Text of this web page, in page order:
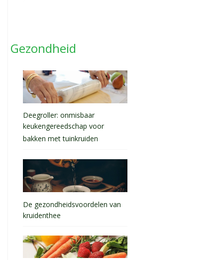
Gezondheid
Deegroller: onmisbaar
keukengereedschap voor
bakken met tuinkruiden
De gezondheidsvoordelen van
kruidenthee